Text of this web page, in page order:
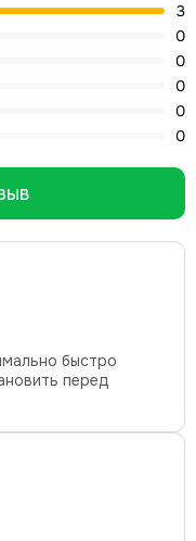
быстро
перед
3
0
0
0
0
0